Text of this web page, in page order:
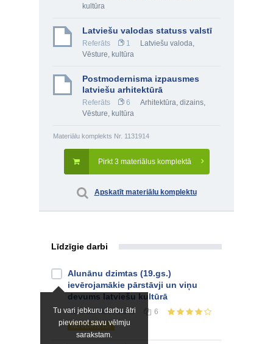
kultūra
Latviešu valodas statuss valstī
Referāts 1 Latviešu valoda,
Vēsture, kultūra
Postmodernisma izpausmes
latviešu arhitektūrā
Referāts 6 Arhitektūra, dizains,
Vēsture, kultūra
Materiālu komplekts Nr. 1131914
Pirkt 3 materiālus komplektā
Apskatīt materiālu komplektu
Līdzīgie darbi
Tu vari jebkuru darbu ātri
pievienot savu vēlmju
sarakstam.
Alunānu dzimtas (19.gs.)
ievērojamākie pārstāvji un viņu
devums latviešu kultūrā
Referātsvidusskolai 6
NOVĒRTĒTS!